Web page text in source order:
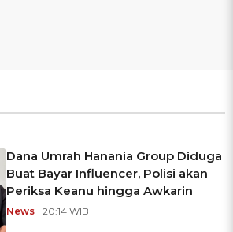
Dana Umrah Hanania Group Diduga
Buat Bayar Influencer, Polisi akan
Periksa Keanu hingga Awkarin
News | 20:14 WIB